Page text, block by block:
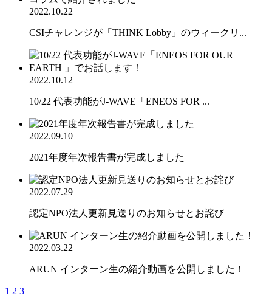
2022.10.22
CSIチャレンジが「THINK Lobby」のウィークリ...
2022.10.12
10/22 代表功能がJ-WAVE「ENEOS FOR ...
2022.09.10
2021年度年次報告書が完成しました
2022.07.29
認定NPO法人更新見送りのお知らせとお詫び
2022.03.22
ARUN インターン生の紹介動画を公開しました！
1 2 3